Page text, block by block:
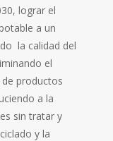
lograr el
a un
la calidad del
el
productos
a la
sin tratar y
y la